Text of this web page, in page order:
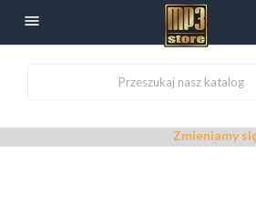

Zmieniamy się dla